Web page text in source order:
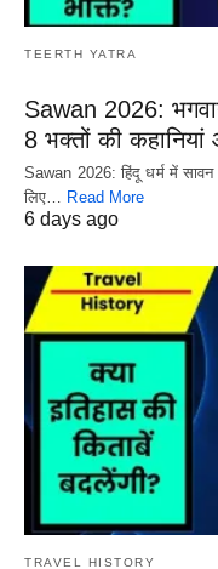
TEERTH YATRA
Sawan 2026:
8 भक्तों की
Sawan 2026: हिंदू धर्म में
लिए…
Read More
6 days ago
TRAVEL HISTORY